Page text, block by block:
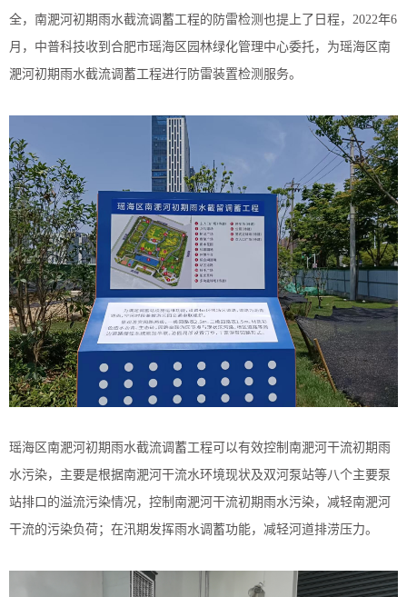
全，南淝河初期雨水截流调蓄工程的防雷检测也提上了日程，2022年6
月，中普科技收到合肥市瑶海区园林绿化管理中心委托，为瑶海区南
淝河初期雨水截流调蓄工程进行防雷装置检测服务。
瑶海区南淝河初期雨水截流调蓄工程可以有效控制南淝河干流初期雨
水污染，主要是根据南淝河干流水环境现状及双河泵站等八个主要泵
站排口的溢流污染情况，控制南淝河干流初期雨水污染，减轻南淝河
干流的污染负荷；在汛期发挥雨水调蓄功能，减轻河道排涝压力。